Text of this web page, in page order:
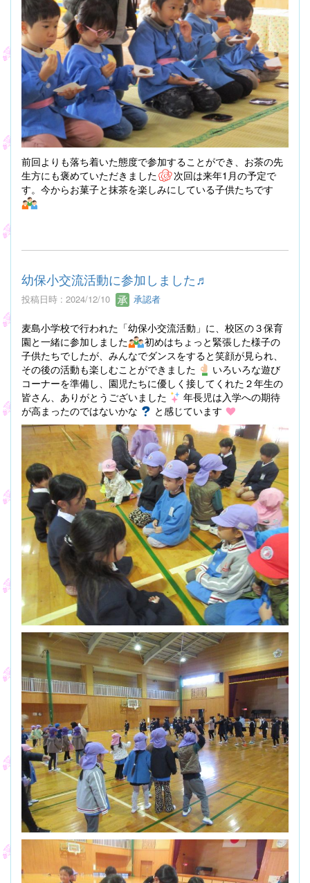
前回よりも落ち着いた態度で参加することができ、お茶の先
生方にも褒めていただきました
次回は来年1月の予定で
す。今からお菓子と抹茶を楽しみにしている子供たちです
幼保小交流活動に参加しました♬
投稿日時 : 2024/12/10 承認者
麦島小学校で行われた「幼保小交流活動」に、校区の３保育
園と一緒に参加しました
初めはちょっと緊張した様子の
子供たちでしたが、みんなでダンスをすると笑顔が見られ、
その後の活動も楽しむことができました
いろいろな遊び
コーナーを準備し、園児たちに優しく接してくれた２年生の
皆さん、ありがとうございました
年長児は入学への期待
が高まったのではないかな
と感じています